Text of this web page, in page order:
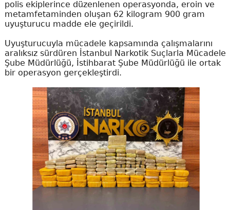
polis ekiplerince düzenlenen operasyonda, eroin ve
metamfetaminden oluşan 62 kilogram 900 gram
uyuşturucu madde ele geçirildi.
Uyuşturucuyla mücadele kapsamında çalışmalarını
aralıksız sürdüren İstanbul Narkotik Suçlarla Mücadele
Şube Müdürlüğü, İstihbarat Şube Müdürlüğü ile ortak
bir operasyon gerçekleştirdi.